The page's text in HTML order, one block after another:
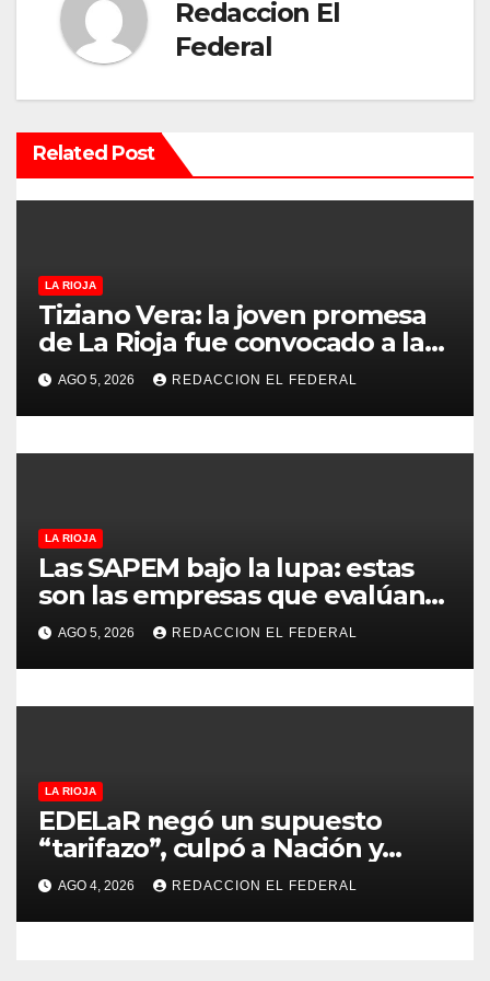
c
ó
n
d
e
n
t
r
a
a
s
Redaccion El
Federal
Related Post
LA RIOJA
Tiziano Vera: la joven promesa
de La Rioja fue convocado a la
Selección Argentina sub-15
AGO 5, 2026 REDACCION EL FEDERAL
LA RIOJA
Las SAPEM bajo la lupa: estas
son las empresas que evalúan
vender a capitales privados
AGO 5, 2026 REDACCION EL FEDERAL
LA RIOJA
EDELaR negó un supuesto
“tarifazo”, culpó a Nación y
defendió los mecanismos de
medición: “la empresa factura
lo que lee, no lo que estima”
AGO 4, 2026 REDACCION EL FEDERAL